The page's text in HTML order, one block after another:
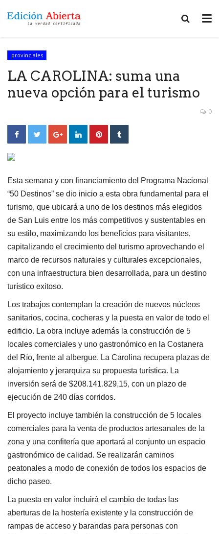
provinciales
LA CAROLINA: suma una
nueva opción para el turismo
0
Esta semana y con financiamiento del Programa Nacional
“50 Destinos” se dio inicio a esta obra fundamental para el
turismo, que ubicará a uno de los destinos más elegidos
de San Luis entre los más competitivos y sustentables en
su estilo, maximizando los beneficios para visitantes,
capitalizando el crecimiento del turismo aprovechando el
marco de recursos naturales y culturales excepcionales,
con una infraestructura bien desarrollada, para un destino
turístico exitoso.
Los trabajos contemplan la creación de nuevos núcleos
sanitarios, cocina, cocheras y la puesta en valor de todo el
edificio. La obra incluye además la construcción de 5
locales comerciales y uno gastronómico en la Costanera
del Río, frente al albergue. La Carolina recupera plazas de
alojamiento y jerarquiza su propuesta turística. La
inversión será de $208.141.829,15, con un plazo de
ejecución de 240 días corridos.
El proyecto incluye también la construcción de 5 locales
comerciales para la venta de productos artesanales de la
zona y una confitería que aportará al conjunto un espacio
gastronómico de calidad. Se realizarán caminos
peatonales a modo de conexión de todos los espacios de
dicho paseo.
La puesta en valor incluirá el cambio de todas las
aberturas de la hostería existente y la construcción de
rampas de acceso y barandas para personas con